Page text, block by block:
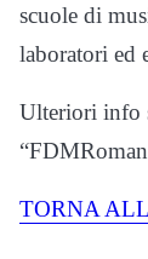
scuole di
laboratori ed
Ulteriori info
TORNA